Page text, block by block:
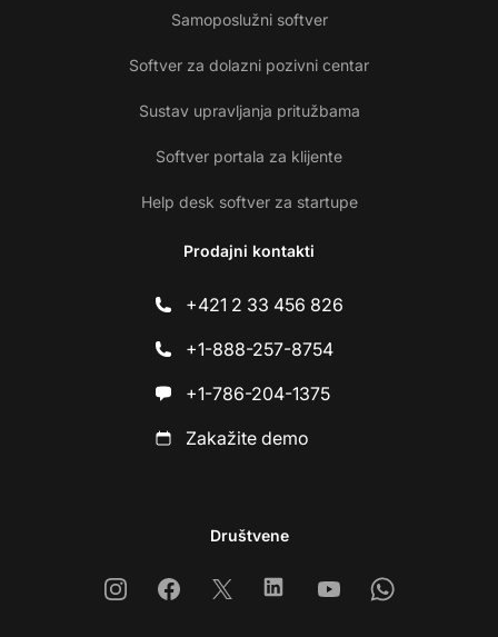
Samoposlužni softver
Softver za dolazni pozivni centar
Sustav upravljanja pritužbama
Softver portala za klijente
Help desk softver za startupe
Prodajni kontakti
+421 2 33 456 826
+1-888-257-8754
+1-786-204-1375
Zakažite demo
Društvene
InstagramFacebook
X LinkedinYoutubeWhatsapp